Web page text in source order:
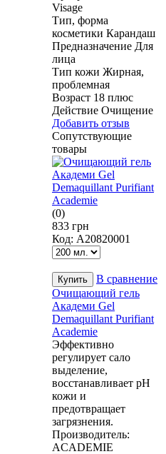
Visage
Тип, форма
косметики Карандаш
Предназначение Для
лица
Тип кожи Жирная,
проблемная
Возраст 18 плюс
Действие Очищение
Добавить отзыв
Сопутствующие
товары
(0)
833 грн
Код: А20820001
В сравнение
Очищающий гель
Академи Gel
Demaquillant Purifiant
Academie
Эффективно
регулирует сало
выделение,
восстанавливает рН
кожи и
предотвращает
загрязнения.
Производитель:
ACADEMIE